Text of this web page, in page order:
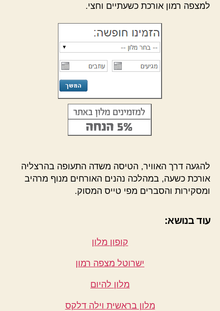
למצפה רמון אורכת כשעתיים וחצי.
להגעה דרך האוויר, הטיסה משדה התעופה בהרצליה
אורכת כשעה, במהלכה נהנים האורחים מנוף מרהיב
ומסקירות והסברים מפי טייס המסוק.
עוד בנושא:
קופון מלון
ישרוטל מצפה רמון
מלון להיום
מלון בראשית וילה דלקס